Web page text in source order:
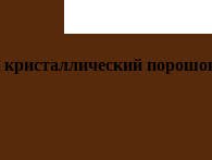
кристаллический